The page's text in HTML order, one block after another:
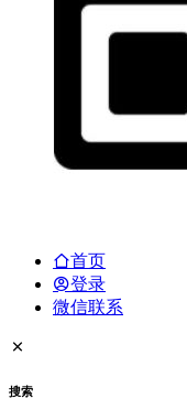
首页
登录
微信联系
搜索